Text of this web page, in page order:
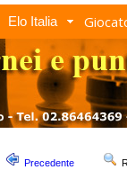
Elo Italia
Precedente